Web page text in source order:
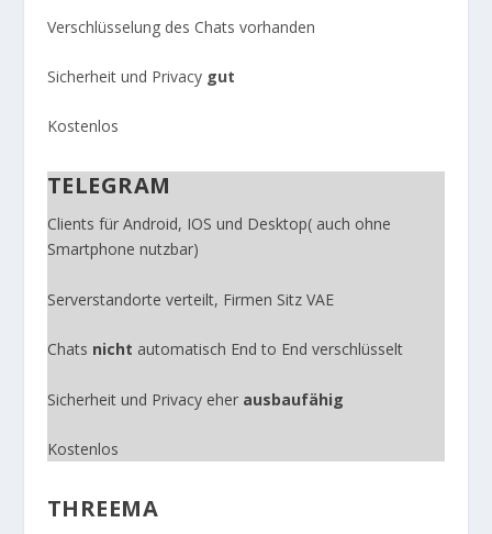
Verschlüsselung des Chats vorhanden
Sicherheit und Privacy gut
Kostenlos
TELEGRAM
Clients für Android, IOS und Desktop( auch ohne
Smartphone nutzbar)
Serverstandorte verteilt, Firmen Sitz VAE
Chats nicht automatisch End to End verschlüsselt
Sicherheit und Privacy eher ausbaufähig
Kostenlos
THREEMA